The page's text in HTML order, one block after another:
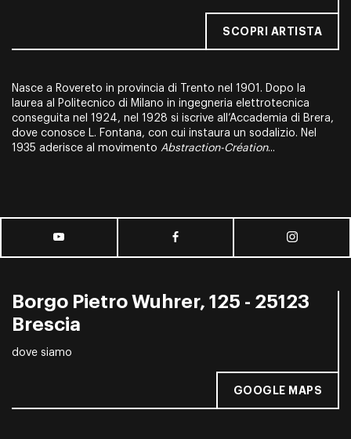
SCOPRI ARTISTA
Nasce a Rovereto in provincia di Trento nel 1901. Dopo la
laurea al Politecnico di Milano in ingegneria elettrotecnica
conseguita nel 1924, nel 1928 si iscrive all’Accademia di Brera,
dove conosce L. Fontana, con cui instaura un sodalizio. Nel
1935 aderisce al movimento Abstraction-Création...
Borgo Pietro Wuhrer, 125 - 25123
Brescia
dove siamo
GOOGLE MAPS